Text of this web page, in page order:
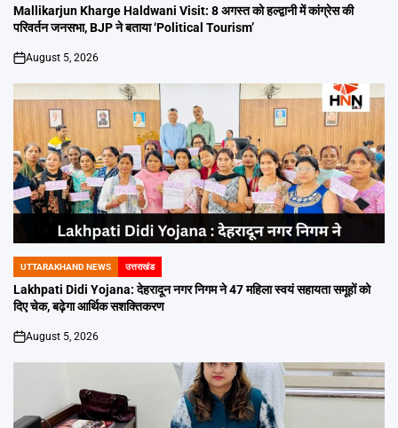
IN
Mallikarjun Kharge Haldwani Visit: 8 अगस्त को हल्द्वानी में कांग्रेस की
परिवर्तन जनसभा, BJP ने बताया ‘Political Tourism’
on
August 5, 2026
POSTED
IN
UTTARAKHAND NEWS उत्तराखंड
Lakhpati Didi Yojana: देहरादून नगर निगम ने 47 महिला स्वयं सहायता समूहों को
दिए चेक, बढ़ेगा आर्थिक सशक्तिकरण
on
August 5, 2026